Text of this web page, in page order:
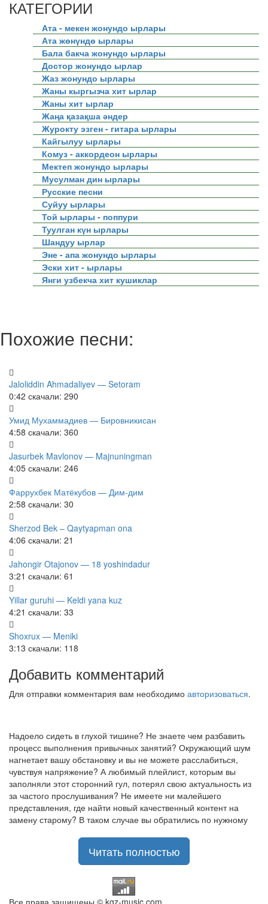
КАТЕГОРИИ
Ата - мекен жонундо ырлары
Ата жөнүндө ырлары
Бала бакча жонундо ырлары
Достор жонундо ырлар
Жаз жонундо ырлары
Жаны кыргызча хит ырлар
Жаны хит ырлар
Жаңа қазақша әндер
Журокту эзген - гитара ырлары
Кайгылуу ырлары
Комуз - аккордеон ырлары
Мектеп жонундо ырлары
Мусулман дин ырлары
Русские песни
Суйуу ырлары
Той ырлары - поппури
Туулган күн ырлары
Шандуу ырлар
Эне - апа жонундо ырлары
Эски хит - ырлары
Янги узбекча хит кушиклар
Похожие песни:
Jaloliddin Ahmadaliyev — Setoram
0:42 скачали: 290
Умид Мухаммадиев — Бировникисан
4:58 скачали: 360
Jasurbek Mavlonov — Majnuningman
4:05 скачали: 246
Фаррухбек Матёкубов — Дим-дим
2:58 скачали: 30
Sherzod Bek – Qaytyapman ona
4:06 скачали: 21
Jahongir Otajonov — 18 yoshindadur
3:21 скачали: 61
Yillar guruhi — Keldi yana kuz
4:21 скачали: 33
Shoxrux — Meniki
3:13 скачали: 118
Добавить комментарий
Для отправки комментария вам необходимо авторизоваться.
Надоело сидеть в глухой тишине? Не знаете чем разбавить
процесс выполнения привычных занятий? Окружающий шум
нагнетает вашу обстановку и вы не можете расслабиться,
чувствуя напряжение? А любимый плейлист, которым вы
заполняли этот сторонний гул, потерял свою актуальность из
за частого прослушивания? Не имеете ни малейшего
представления, где найти новый качественный контент на
замену старому? В таком случае вы обратились по нужному
Музыкальный портал KGZ Musicс большой радостью
приветствует своих старых и новых слушателей! Специально
песен всех времён во всех жанровых стилистиках. Огромное
количество старых и новых треков, самые востребованные и
Читать полностью
Все права защищены © kgz-music.com